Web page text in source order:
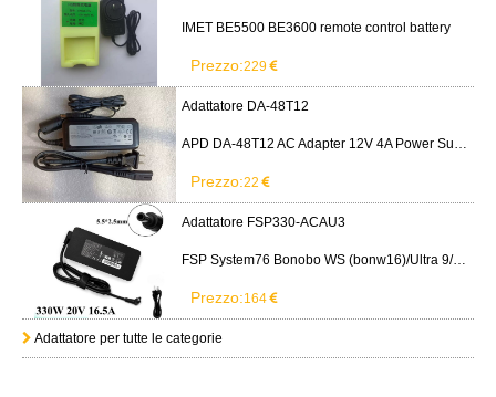
IMET BE5500 BE3600 remote control battery
Prezzo:229
Adattatore DA-48T12
APD DA-48T12 AC Adapter 12V 4A Power Supply Cord
Prezzo:22
Adattatore FSP330-ACAU3
FSP System76 Bonobo WS (bonw16)/Ultra 9/RTX5090
Prezzo:164
Adattatore per tutte le categorie